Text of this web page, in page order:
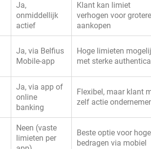
Ja,
onmiddellijk
actief
Klant kan limiet
verhogen voor grotere
aankopen
Ja, via Belfius
Mobile-app
Hoge limieten
met sterke
Ja, via app of
online
banking
Flexibel, maar klant
zelf actie
Neen (vaste
limieten per
Beste optie voor
bedragen via mobiel